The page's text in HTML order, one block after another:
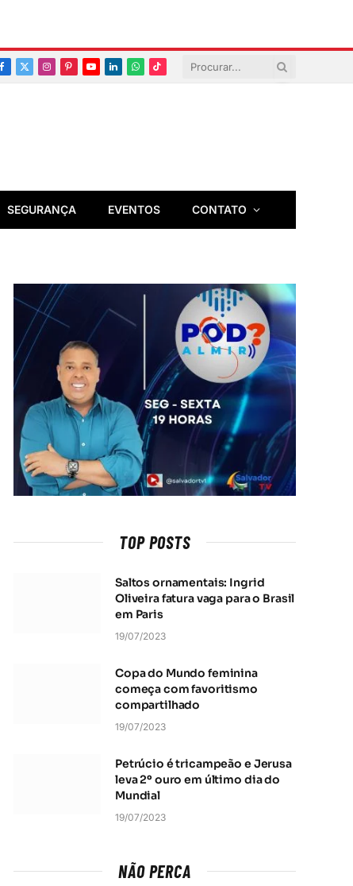
Facebook
X
Instagram
PinterestYouTubeLinkedInWhatsapp
TikTok
SEGURANÇA EVENTOS CONTATO
TOP POSTS
Saltos ornamentais: Ingrid
Oliveira fatura vaga para o Brasil
em Paris
19/07/2023
Copa do Mundo feminina
começa com favoritismo
compartilhado
19/07/2023
Petrúcio é tricampeão e Jerusa
leva 2º ouro em último dia do
Mundial
19/07/2023
NÃO PERCA